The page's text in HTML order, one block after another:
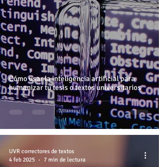
Cómo usar la inteligencia artificial para
humanizar tu tesis o textos universitarios
UVR correctores de textos
4 feb 2025
7 min de lectura